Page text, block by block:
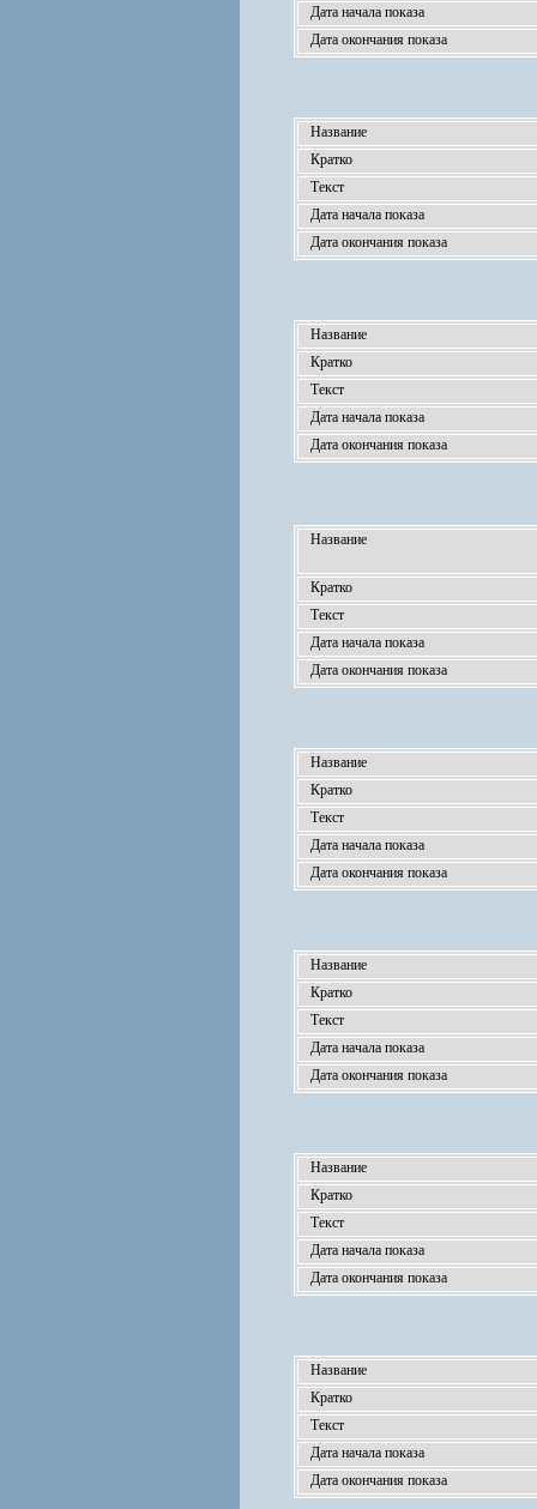
Дата начала показа
Дата окончания показа
Название
Кратко
Текст
Дата начала показа
Дата окончания показа
Название
Кратко
Текст
Дата начала показа
Дата окончания показа
Название
Кратко
Текст
Дата начала показа
Дата окончания показа
Название
Кратко
Текст
Дата начала показа
Дата окончания показа
Название
Кратко
Текст
Дата начала показа
Дата окончания показа
Название
Кратко
Текст
Дата начала показа
Дата окончания показа
Название
Кратко
Текст
Дата начала показа
Дата окончания показа